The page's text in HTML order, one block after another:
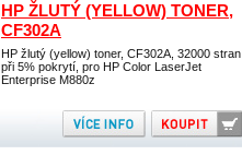
HP ŽLUTÝ (YELLOW) TONER,
CF302A
HP žlutý (yellow) toner, CF302A, 32000 stran
při 5% pokrytí, pro HP Color LaserJet
Enterprise M880z